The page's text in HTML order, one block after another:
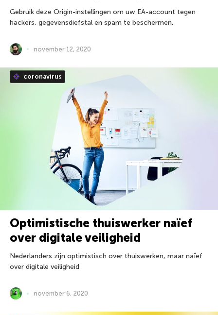
Gebruik deze Origin-instellingen om uw EA-account tegen
hackers, gegevensdiefstal en spam te beschermen.
november 12, 2020
coronavirus
Optimistische thuiswerker naïef
over digitale veiligheid
Nederlanders zijn optimistisch over thuiswerken, maar naïef
over digitale veiligheid
november 6, 2020